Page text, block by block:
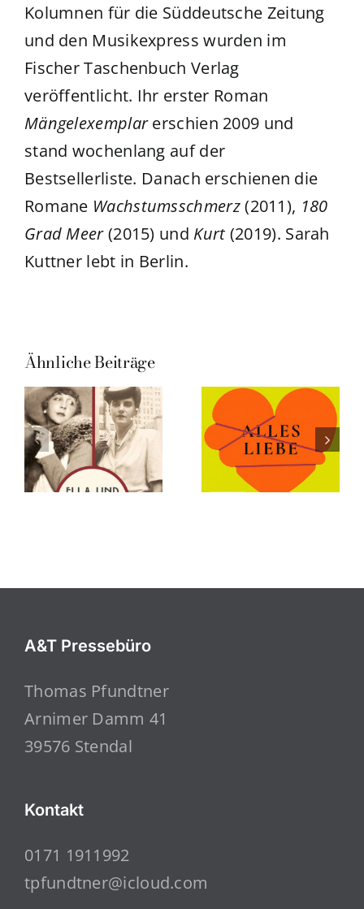
Kolumnen für die Süddeutsche Zeitung
und den Musikexpress wurden im
Fischer Taschenbuch Verlag
veröffentlicht. Ihr erster Roman
Mängelexemplarerschien 2009 und
stand wochenlang auf der
Bestsellerliste. Danach erschienen die
Romane Wachstumsschmerz(2011), 180
Grad Meer(2015) und Kurt (2019). Sarah
Kuttner lebt in Berlin.
Ähnliche Beiträge
A&T Pressebüro
Thomas Pfundtner
Arnimer Damm 41
39576 Stendal
Kontakt
0171 1911992
tpfundtner@icloud.com